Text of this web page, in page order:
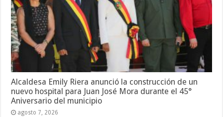
Alcaldesa Emily Riera anunció la construcción de un
nuevo hospital para Juan José Mora durante el 45°
Aniversario del municipio
agosto 7, 2026